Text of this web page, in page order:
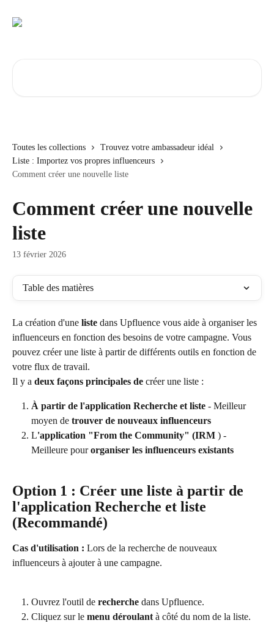
Toutes les collections
Trouvez votre ambassadeur idéal
Liste : Importez vos propres influenceurs
Comment créer une nouvelle liste
Comment créer une nouvelle
liste
13 février 2026
Table des matières
La création d'une liste dans Upfluence vous aide à organiser les
influenceurs en fonction des besoins de votre campagne. Vous
pouvez créer une liste à partir de différents outils en fonction de
votre flux de travail.
Il y a deux façons principales de créer une liste :
À partir de l'application Recherche et liste - Meilleur
moyen de trouver de nouveaux influenceurs
L'application "From the Community" (IRM ) -
Meilleure pour organiser les influenceurs existants
Option 1 : Créer une liste à partir de
l'application Recherche et liste
(Recommandé)
Cas d'utilisation : Lors de la recherche de nouveaux
influenceurs à ajouter à une campagne.
Ouvrez l'outil de recherche dans Upfluence.
Cliquez sur le menu déroulant à côté du nom de la liste.